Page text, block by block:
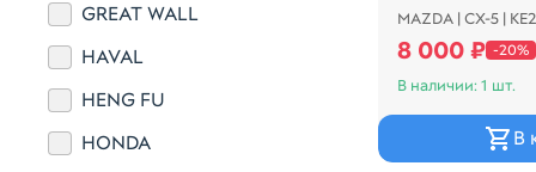
GREAT WALL
HAVAL
HENG FU
HONDA
ДЕФЕКТ,
MAZDA | CX-5 |
8 000 ₽ -20%
В наличии: 1 шт.
В
Распродажа